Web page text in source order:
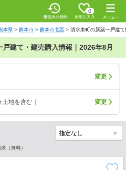
0
本県 > 熊本市 > 熊本市北区 > 清水東町の新築一戸建て
建て・建売購入情報｜2026年8月
変更
地を含む｜ 変更
（無料）